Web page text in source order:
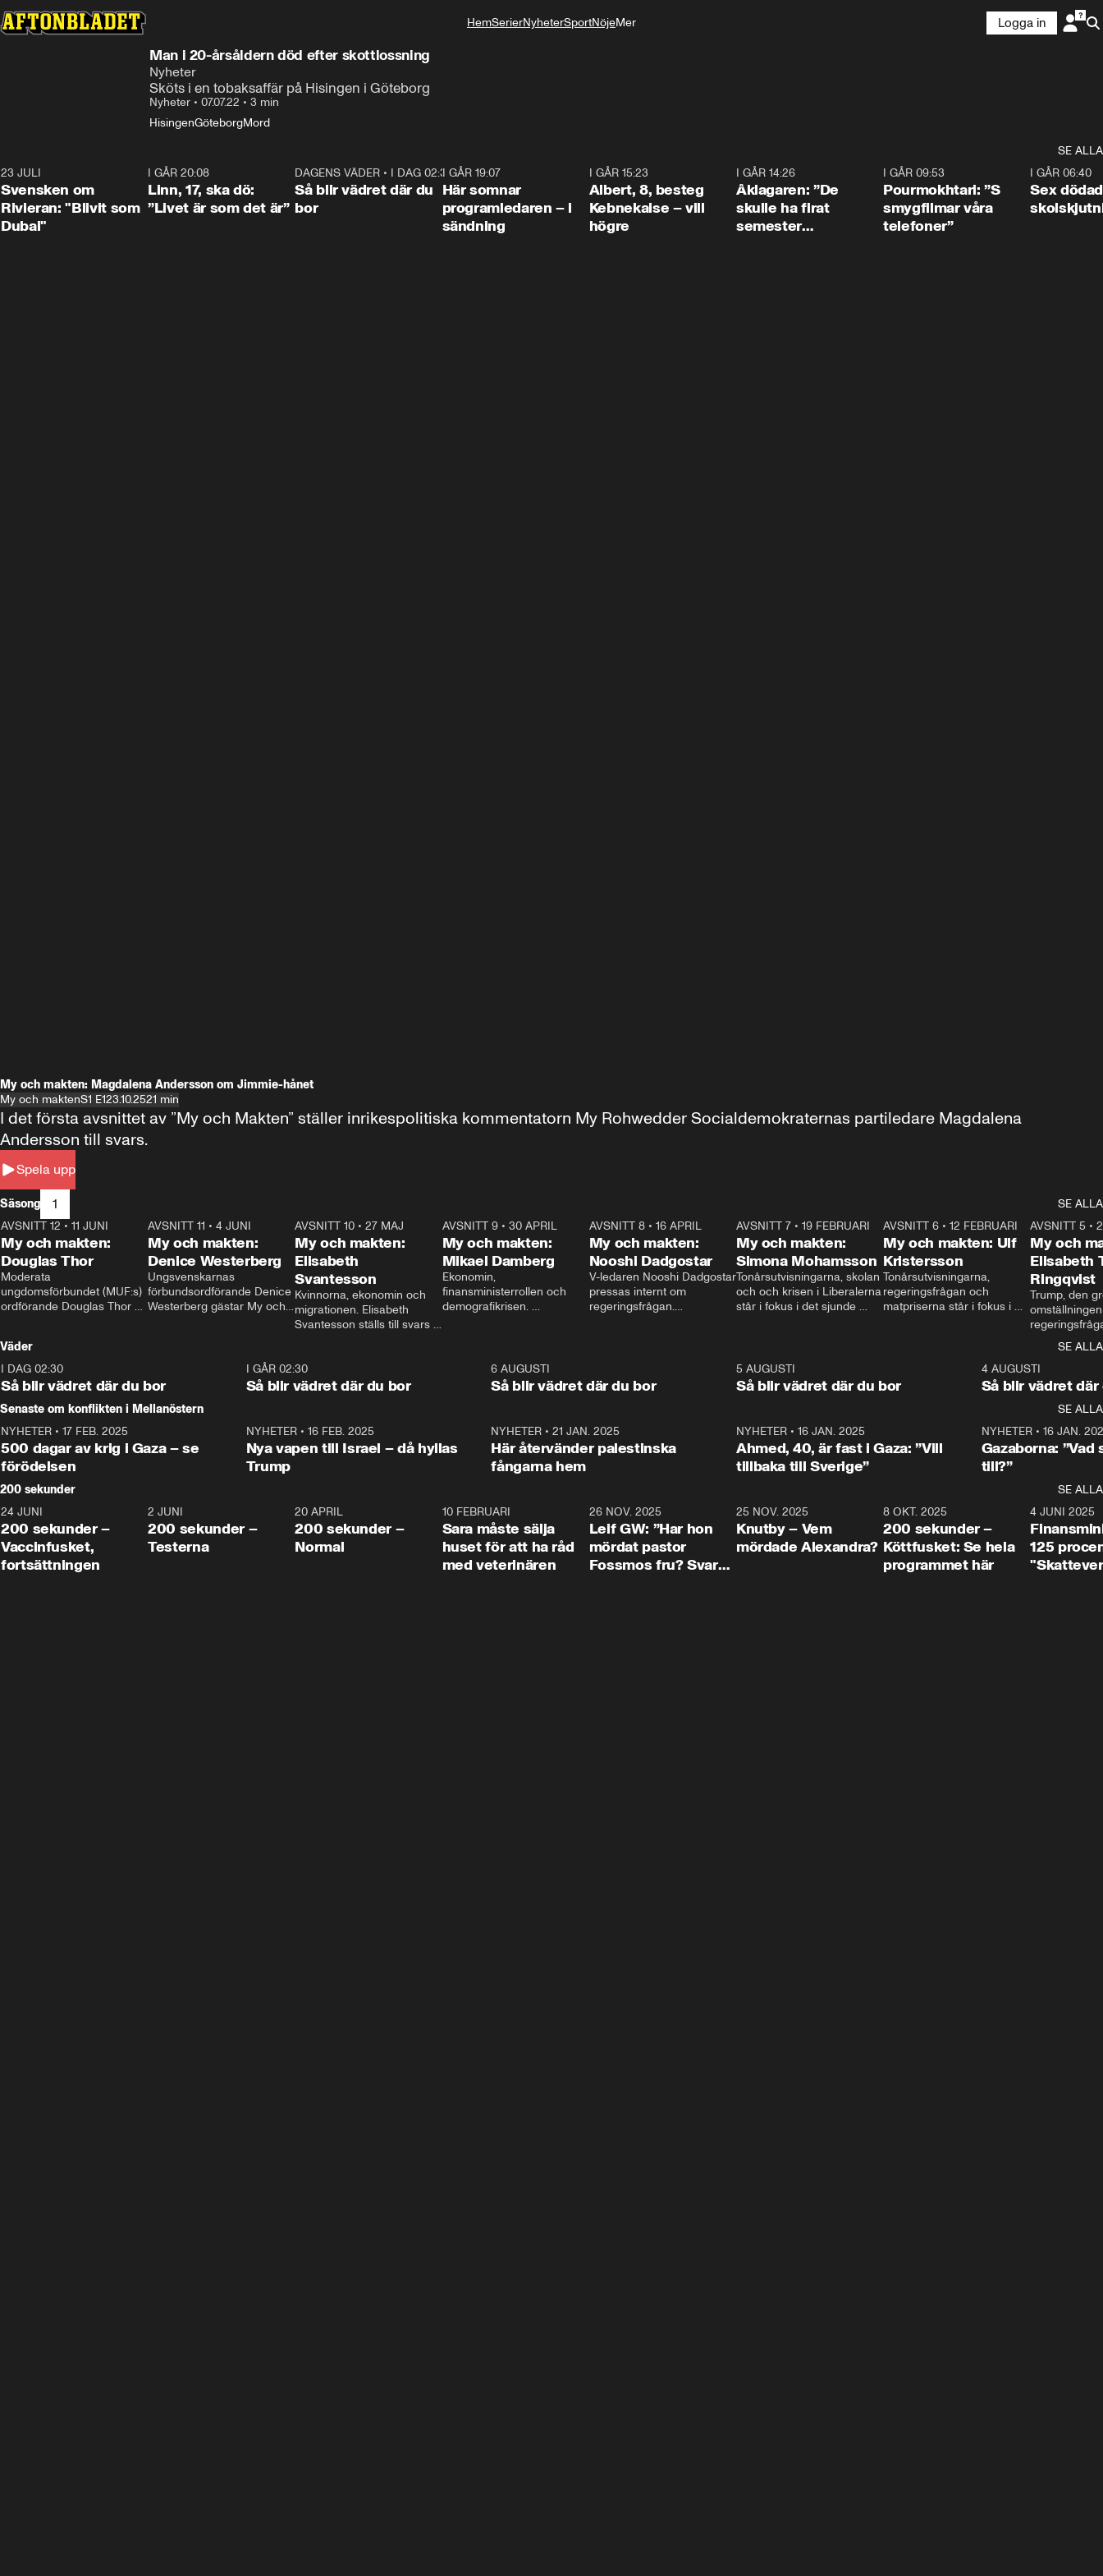
HemSerierNyheterSportNöjeMer
Logga in
Man i 20-årsåldern död efter skottlossning
Nyheter
Sköts i en tobaksaffär på Hisingen i Göteborg
Nyheter • 07.07.22 • 3 min
HisingenGöteborgMord
SE ALLA
23 JULI
Svensken om
Rivieran: "Blivit som
Dubai"
I GÅR 20:08
Linn, 17, ska dö:
”Livet är som det är”
1:06
DAGENS VÄDER • I DAG 02:30
Så blir vädret där du
bor
I GÅR 19:07
Här somnar
programledaren – i
sändning
I GÅR 15:23
Albert, 8, besteg
Kebnekaise – vill
högre
I GÅR 14:26
Åklagaren: ”De
skulle ha firat
semester
I GÅR 09:53
Pourmokhtari: ”S
smygfilmar våra
telefoner”
I GÅR 06:40
Sex
My och makten: Magdalena Andersson om Jimmie-hånet
My och maktenS1 E123.10.2521 min
Spela upp
I det första avsnittet av ”My och Makten” ställer inrikespolitiska kommentatorn My Rohwedder Socialdemokraternas partiledare Magdalena
Andersson till svars.
Säsong 1
SE ALLA
26:27
AVSNITT 12 • 11 JUNI
My och makten:
Douglas Thor
Moderata
ungdomsförbundet (MUF:s)
ordförande Douglas Thor
tonårsutvisningarna och hur
Moderaterna ska locka
väljare till valet i höst.
23:40
AVSNITT 11 •4 JUNI
My och makten:
Denice Westerberg
Ungsvenskarnas
förbundsordförande Denice
Westerberg gästar My och
AVSNITT 10 •27 MAJ
My och makten:
Elisabeth
Svantesson
Kvinnorna, ekonomin och
migrationen. Elisabeth
Svantesson ställs till svars
AVSNITT 9• 30 APRIL
My och makten:
Mikael Damberg
Ekonomin,
finansministerrollen och
demografikrisen.
och Makten.
AVSNITT 8• 16 APRIL
My och makten:
Nooshi Dadgostar
V-ledaren Nooshi Dadgostar
pressas internt om
regeringsfrågan.
– Vi ställer upp i val. Ska vi
vara med så sitter vi förstås
24:30
AVSNITT 7• 19 FEBRUARI
My och makten:
Simona Mohamsson
Tonårsutvisningarna, skolan
och och krisen i Liberalerna
står i fokus i det sjunde
kommentator My
Rohwedder ställer
utbildnings- och
Mohamsson till svars.
27:30
AVSNITT 6 •12 FEBRUARI
My och makten: Ulf
Kristersson
Tonårsutvisningarna,
regeringsfrågan och
matpriserna står i fokus i
Rohwedder ställer
statsminister Ulf Kristersson
AVSNITT 5 •
My och
Elisabeth
Ringqvist
Trump, den
centrum i
avsnittet av
Makten”. Se
Aftonbladets
Rohwedder
Thand Ring
Väder
SE ALLA
I DAG 02:30
Så blir vädret där du bor
1:06
I GÅR 02:30
Så blir vädret där du bor
6 AUGUSTI
Så blir vädret där du bor
5 AUGUSTI
Så blir vädret där du bor
4 AUGUSTI
Så blir vädret där
Senaste om konflikten i Mellanöstern
SE ALLA
NYHETER • 17 FEB. 2025
500 dagar av krig i Gaza – se
förödelsen
NYHETER• 16 FEB. 2025
Nya vapen till Israel – då hyllas
Trump
NYHETER •21 JAN. 2025
Här återvänder palestinska
fångarna hem
NYHETER• 16 JAN. 2025
Ahmed, 40, är fast i Gaza: ”Vill
tillbaka till Sverige”
NYHETER• 16 JAN.
Gazaborna:
till?”
200 sekunder
SE ALLA
5:00
24 JUNI
200 sekunder –
Vaccinfusket,
fortsättningen
4:23
2 JUNI
200 sekunder –
Testerna
20 APRIL
200 sekunder –
Normal
10 FEBRUARI
Sara måste sälja
huset för att ha råd
med veterinären
26 NOV. 2025
Leif GW: ”Har hon
mördat pastor
Fossmos fru? Svar
31:05
25 NOV. 2025
Knutby – Vem
mördade Alexandra?
4:29
8 OKT. 2025
200 sekunder –
Köttfusket: Se hela
programmet här
4 JUNI 2025
125